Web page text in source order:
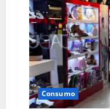
Consumo